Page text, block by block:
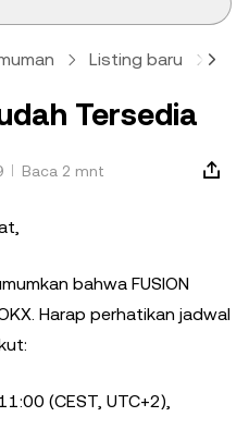
Listing baru
Tersedia
Baca 2 mnt
bahwa FUSION
Harap perhatikan jadwal
(CEST, UTC+2),